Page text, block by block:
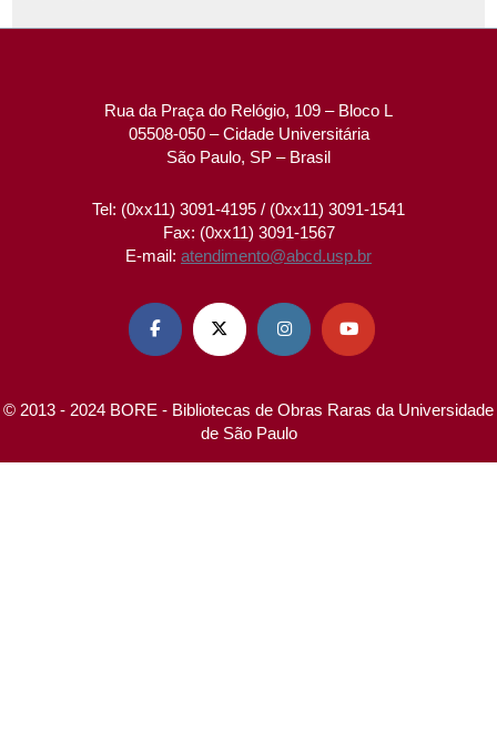
Rua da Praça do Relógio, 109 – Bloco L
05508-050 – Cidade Universitária
São Paulo, SP – Brasil
Tel: (0xx11) 3091-4195 / (0xx11) 3091-1541
Fax: (0xx11) 3091-1567
E-mail: atendimento@abcd.usp.br
   
© 2013 - 2024 BORE - Bibliotecas de Obras Raras da Universidade
de São Paulo